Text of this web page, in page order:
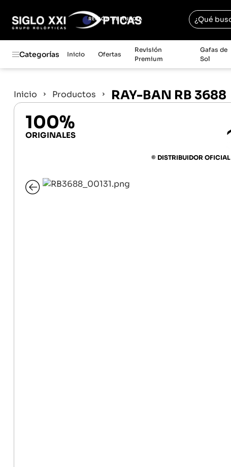
REGIÓN DE MURCIA
Categorías Inicio Ofertas
Revisión
Premium
Gafas de
Sol
Inicio Productos RAY-BAN RB 3688
100%
ORIGINALES
© DISTRIBUIDOR OFICIAL